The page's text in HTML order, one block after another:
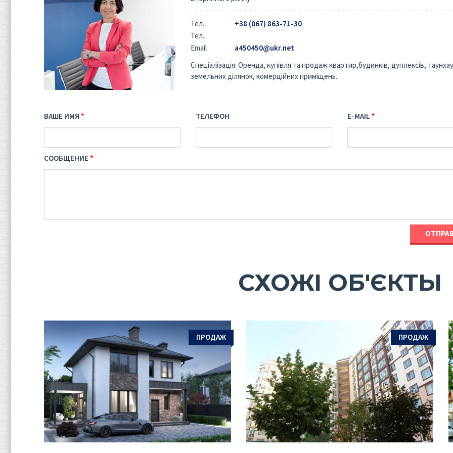
Тел.
+38 (067) 863-71-30‬
Тел.
Email
a450450@ukr.net
Спеціалізація: Оренда, купівля та продаж квартир,будинків, дуплексів,
земельних ділянок, комерційних приміщень.
ВАШЕ ИМЯ ТЕЛЕФОН E-MAIL
СООБЩЕНИЕ
СХОЖІ ОБ'ЄКТЫ
ПРОДАЖ ПРОДАЖ